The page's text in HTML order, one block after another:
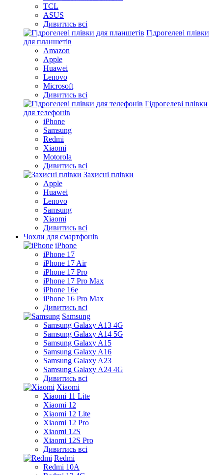
TCL
ASUS
Дивитись всі
Гідрогелеві плівки
для планшетів
Amazon
Apple
Huawei
Lenovo
Microsoft
Дивитись всі
Гідрогелеві плівки
для телефонів
iPhone
Samsung
Redmi
Xiaomi
Motorola
Дивитись всі
Захисні плівки
Apple
Huawei
Lenovo
Samsung
Xiaomi
Дивитись всі
Чохли для смартфонів
iPhone
iPhone 17
iPhone 17 Air
iPhone 17 Pro
iPhone 17 Pro Max
iPhone 16e
iPhone 16 Pro Max
Дивитись всі
Samsung
Samsung Galaxy A13 4G
Samsung Galaxy A14 5G
Samsung Galaxy A15
Samsung Galaxy A16
Samsung Galaxy A23
Samsung Galaxy A24 4G
Дивитись всі
Xiaomi
Xiaomi 11 Lite
Xiaomi 12
Xiaomi 12 Lite
Xiaomi 12 Pro
Xiaomi 12S
Xiaomi 12S Pro
Дивитись всі
Redmi
Redmi 10A